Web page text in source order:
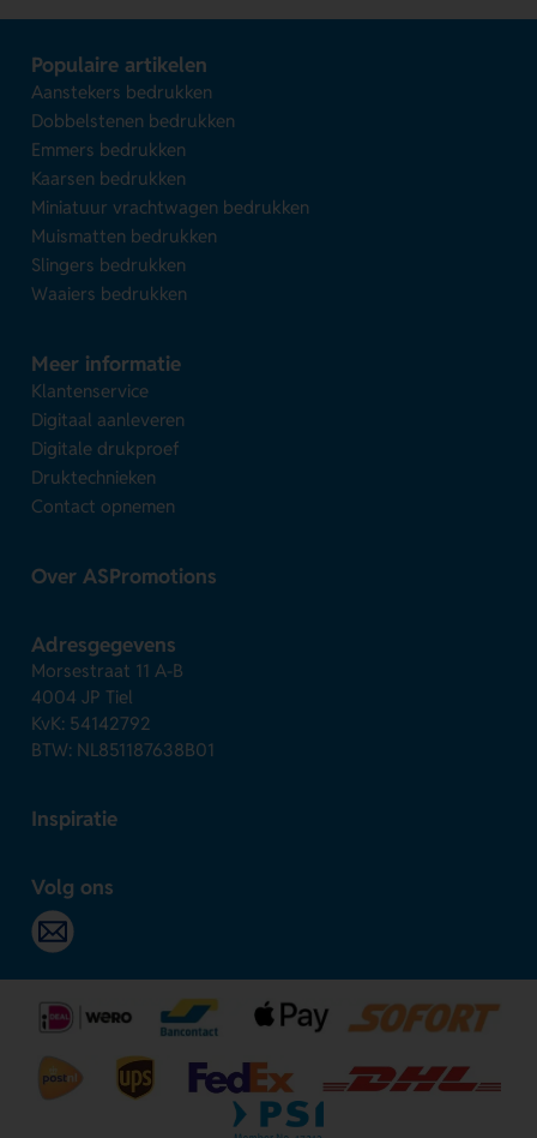
Populaire artikelen
Aanstekers bedrukken
Dobbelstenen bedrukken
Emmers bedrukken
Kaarsen bedrukken
Miniatuur vrachtwagen bedrukken
Muismatten bedrukken
Slingers bedrukken
Waaiers bedrukken
Meer informatie
Klantenservice
Digitaal aanleveren
Digitale drukproef
Druktechnieken
Contact opnemen
Over ASPromotions
Adresgegevens
Morsestraat 11 A-B
4004 JP Tiel
KvK: 54142792
BTW: NL851187638B01
Inspiratie
Volg ons